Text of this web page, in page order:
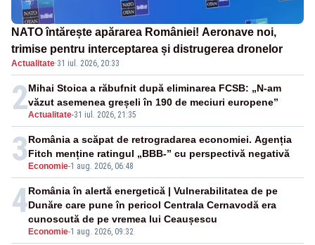
NATO întărește apărarea României! Aeronave noi,
trimise pentru interceptarea și distrugerea dronelor
Actualitate·31 iul. 2026, 20:33
2Actualitate-31 iul. 2026, 21:35
Mihai Stoica a răbufnit după eliminarea FCSB: „N-am
văzut asemenea greșeli în 190 de meciuri europene”
3 Economie-1 aug. 2026, 06:48
România a scăpat de retrogradarea economiei. Agenția
Fitch menține ratingul „BBB-” cu perspectivă negativă
4
Economie-1 aug. 2026, 09:32
România în alertă energetică | Vulnerabilitatea de pe
Dunăre care pune în pericol Centrala Cernavodă era
cunoscută de pe vremea lui Ceaușescu